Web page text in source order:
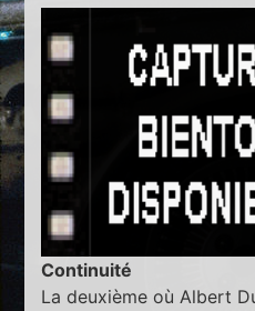
Continuité
La deuxième où Albert